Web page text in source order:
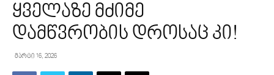
ყველაზე მძიმე
დამწვრობის დროსაც კი!
მარტი 16, 2026